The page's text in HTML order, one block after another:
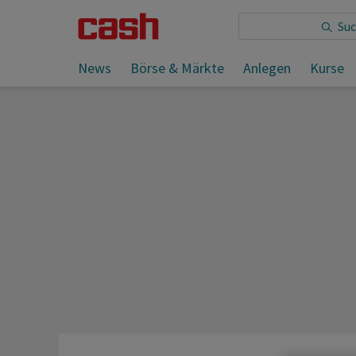
News Börse & Märkte Anlegen Kurse
Sie lesen: